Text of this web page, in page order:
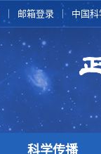
邮箱登录 中国
科学传播